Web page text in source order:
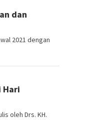
dan
2021 dengan
Hari
oleh Drs. KH.